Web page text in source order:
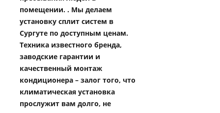
помещении. . Мы делаем
установку сплит систем в
Сургуте по доступным ценам.
Техника известного бренда,
заводские гарантии и
качественный монтаж
кондиционера – залог того, что
климатическая установка
прослужит вам долго, не